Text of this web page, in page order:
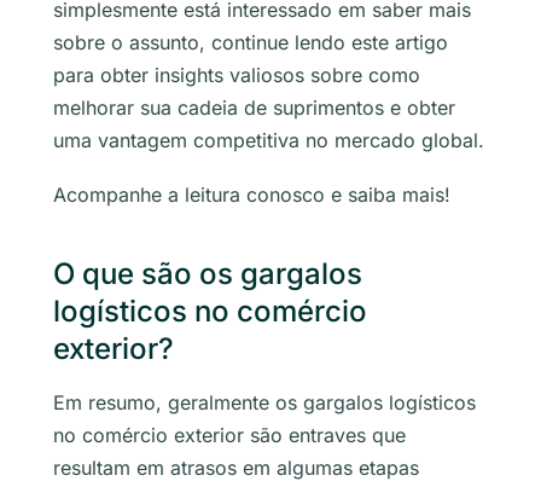
simplesmente está interessado em saber mais
sobre o assunto, continue lendo este artigo
para obter insights valiosos sobre como
melhorar sua cadeia de suprimentos e obter
uma vantagem competitiva no mercado global.
Acompanhe a leitura conosco e saiba mais!
O que são os gargalos
logísticos no comércio
exterior?
Em resumo, geralmente os gargalos logísticos
no comércio exterior são entraves que
resultam em atrasos em algumas etapas